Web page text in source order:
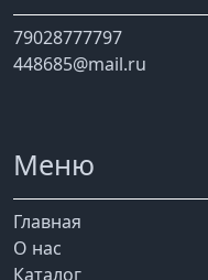
79028777797
448685@mail.ru
Меню
Главная
О нас
Каталог